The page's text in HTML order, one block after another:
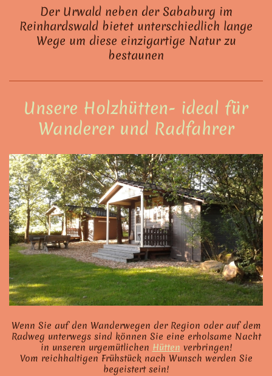
Der Urwald neben der Sababurg im
Reinhardswald bietet unterschiedlich lange
Wege um diese einzigartige Natur zu
bestaunen
Unsere Holzhütten- ideal für
Wanderer und Radfahrer
Wenn Sie auf den Wanderwegen der Region oder auf dem
Radweg unterwegs sind können Sie eine erholsame Nacht
in unseren urgemütlichen Hütten verbringen!
Vom reichhaltigen Frühstück nach Wunsch werden Sie
begeistert sein!